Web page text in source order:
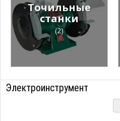
Точильные
станки
(2)
Электроинструмент